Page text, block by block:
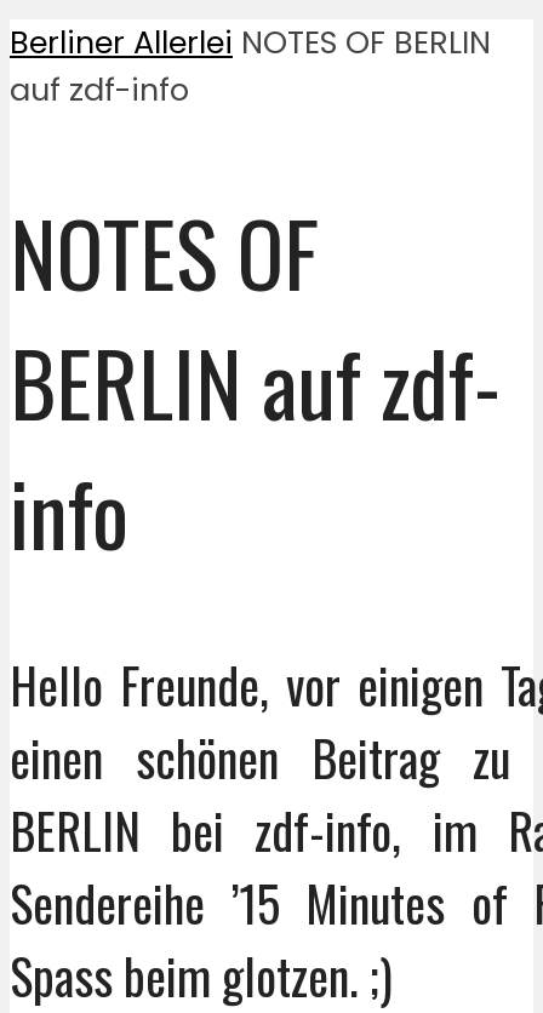
Berliner Allerlei NOTES OF BERLIN
auf zdf-info
NOTES OF
BERLIN auf zdf-
info
Hello Freunde, vor einigen
einen schönen Beitrag zu
BERLIN bei zdf-info, im
Sendereihe ’15 Minutes of
Spass beim glotzen. ;)